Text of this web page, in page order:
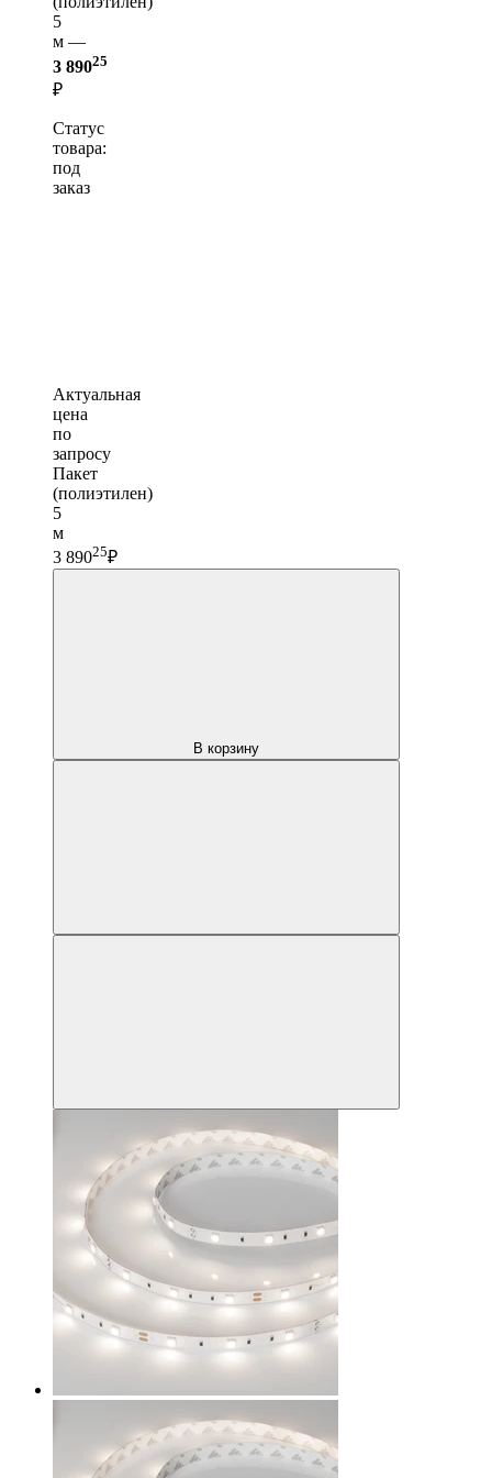
5
м —
3 89025
₽
Статус
товара:
под
заказ
Актуальная
цена
по
запросу
Пакет
(полиэтилен)
5
м
3 89025₽
В корзину